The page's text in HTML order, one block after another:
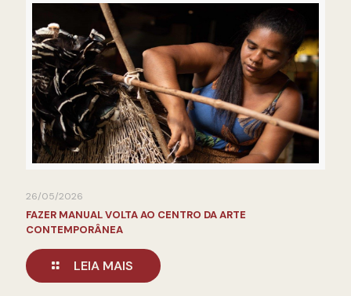
26/05/2026
FAZER MANUAL VOLTA AO CENTRO DA ARTE
CONTEMPORÂNEA
LEIA MAIS